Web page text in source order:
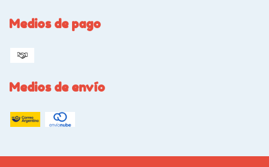
Medios de pago
Medios de envío